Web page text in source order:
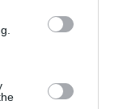
cloud
τα οποία
τη
αποφάσεων. Η